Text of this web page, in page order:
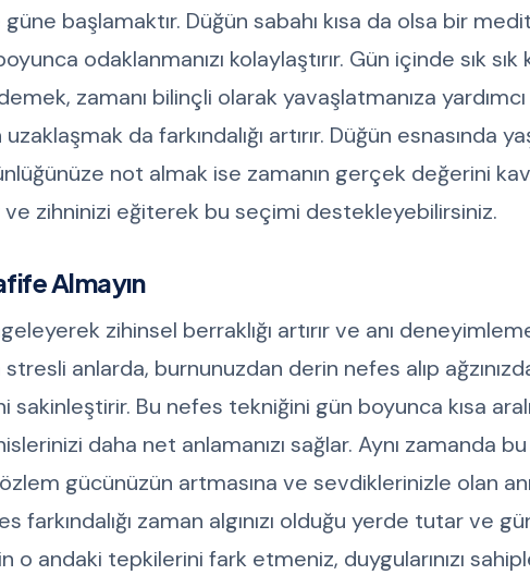
başlamaktır. Düğün sabahı kısa da olsa bir
odaklanmanızı kolaylaştırır. Gün içinde sık sık
zamanı bilinçli olarak yavaşlatmanıza
da farkındalığı artırır. Düğün esnasında
not almak ise zamanın gerçek değerini
zihninizi eğiterek bu seçimi destekleyebilirsiniz.
Almayın
zihinsel berraklığı artırır ve anı
anlarda, burnunuzdan derin nefes alıp
Bu nefes tekniğini gün boyunca kısa
daha net anlamanızı sağlar. Aynı zamanda
gücünüzün artmasına ve sevdiklerinizle olan
zaman algınızı olduğu yerde tutar ve
o andaki tepkilerini fark etmeniz, duygularınızı